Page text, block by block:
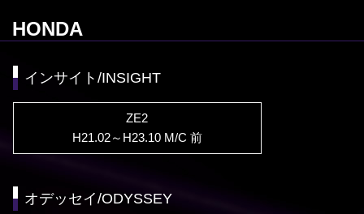
HONDA
インサイト/INSIGHT
ZE2
H21.02～H23.10 M/C 前
オデッセイ/ODYSSEY